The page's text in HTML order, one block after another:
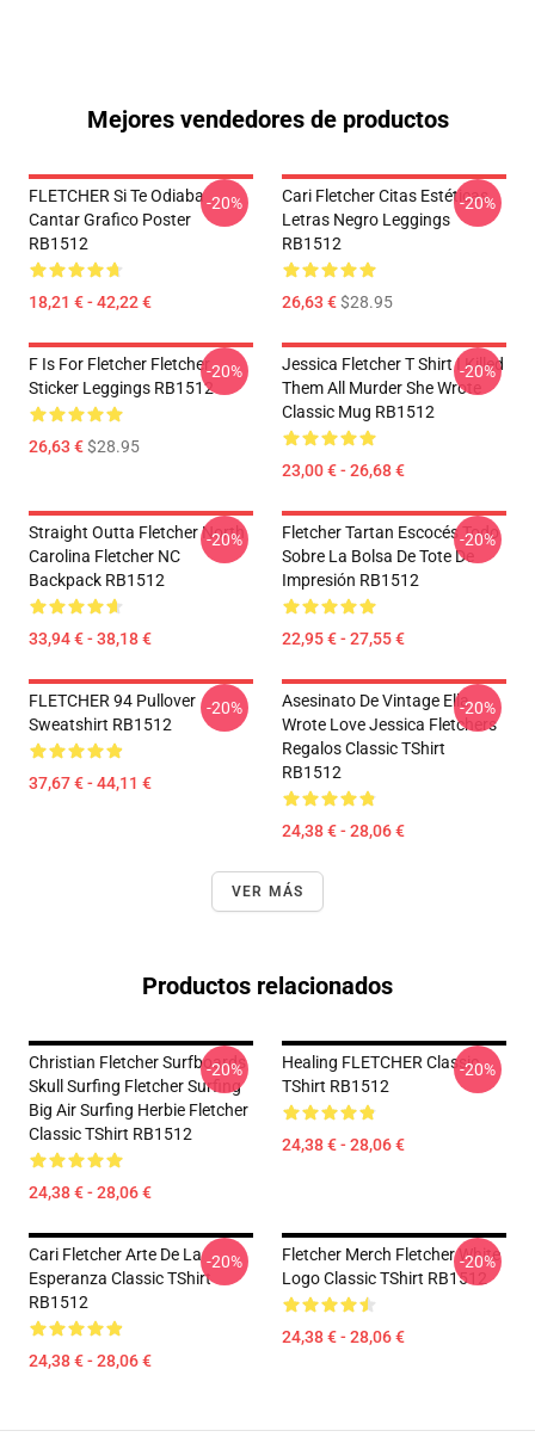
Mejores vendedores de productos
FLETCHER Si Te Odiaba
Cantar Grafico Poster
RB1512
18,21 € - 42,22 €
-20%
Cari Fletcher Citas Estéticas
Letras Negro Leggings
RB1512
26,63 €$28.95
-20%
F Is For Fletcher Fletcher
Sticker Leggings RB1512
26,63 €$28.95
-20%
Jessica Fletcher T Shirt I Killed
Them All Murder She Wrote
Classic Mug RB1512
23,00 € - 26,68 €
-20%
Straight Outta Fletcher North
Carolina Fletcher NC
Backpack RB1512
33,94 € - 38,18 €
-20%
Fletcher Tartan Escocés Todo
Sobre La Bolsa De Tote De
Impresión RB1512
22,95 € - 27,55 €
-20%
FLETCHER 94 Pullover
Sweatshirt RB1512
37,67 € - 44,11 €
-20%
Asesinato De Vintage Ella
Wrote Love Jessica Fletchers
Regalos Classic TShirt
RB1512
24,38 € - 28,06 €
-20%
VER MÁS
Productos relacionados
Christian Fletcher Surfboards
Skull Surfing Fletcher Surfing
Big Air Surfing Herbie Fletcher
Classic TShirt RB1512
24,38 € - 28,06 €
-20%
Healing FLETCHER Classic
TShirt RB1512
24,38 € - 28,06 €
-20%
Cari Fletcher Arte De La
Esperanza Classic TShirt
RB1512
24,38 € - 28,06 €
-20%
Fletcher Merch Fletcher White
Logo Classic TShirt RB1512
24,38 € - 28,06 €
-20%